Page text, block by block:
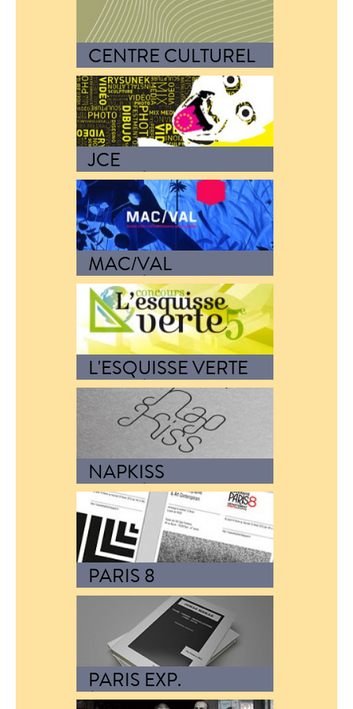
réalisation de la campagne
internationale…
CENTRE CULTUREL
CORÉEN
Graphisme de l'exposition « vide
et plénitude »
JCE
Lauréat de l’appel d’offre
« création de l’identité…
MAC/VAL
Lauréat de l’appel d’offre
« création de l’identité…
L'ESQUISSE VERTE
Création de l'identité visuelle du
concours d'architecture,
NAPKISS
Logo, charte graphique,
papeterie, supports de
communication, packaging, site
web
PARIS 8
Série d'affiches pour une
exposition des masters
photographie
&…
PARIS EXP.
EXPÉRIMENTAL